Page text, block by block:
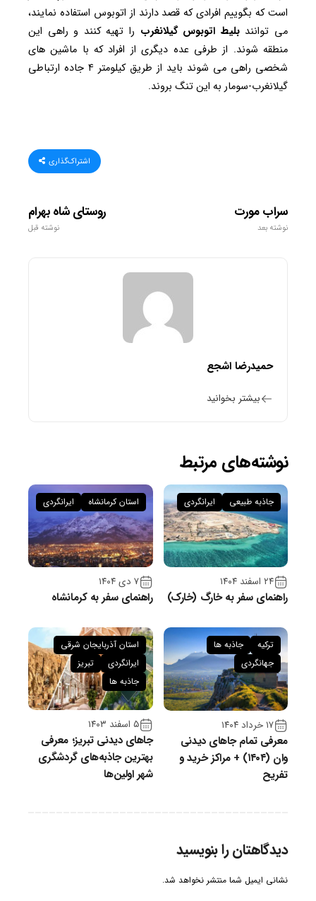
است که بگوییم افرادی که قصد دارند از اتوبوس استفاده نمایند،
می ‌توانندبلیط اتوبوس گیلانغرب را تهیه کنند و راهی این
منطقه شوند. از طرفی عده دیگری از افراد که با ماشین‌ های
شخصی راهی می ‌شوند باید از طریق کیلومتر ۴ جاده ارتباطی
گیلانغرب-سومار به این تنگ بروند.
اشتراک‌گذاری
روستای شاه بهرام
نوشته قبل
سراب مورت
نوشته بعد
حمیدرضا اشجع
بیشتر بخوانید
نوشته‌های مرتبط
۲۴ اسفند ۱۴۰۴
راهنمای سفر به خارگ (خارک)
جاذبه طبیعی ایرانگردی
۷ دی ۱۴۰۴
راهنمای سفر به کرمانشاه
استان کرمانشاه ایرانگردی
۱۷ خرداد ۱۴۰۴
معرفی تمام جاهای دیدنی
وان (۱۴۰۴) + مراکز خرید و
تفریح
ترکیه
جاذبه ها
جهانگردی
۵ اسفند ۱۴۰۳
جاهای دیدنی تبریز؛ معرفی
بهترین جاذبه‌های گردشگری
شهر اولین‌ها
استان آذربایجان شرقی
ایرانگردی
تبریز
جاذبه ها
دیدگاهتان را بنویسید
نشانی ایمیل شما منتشر نخواهد شد.